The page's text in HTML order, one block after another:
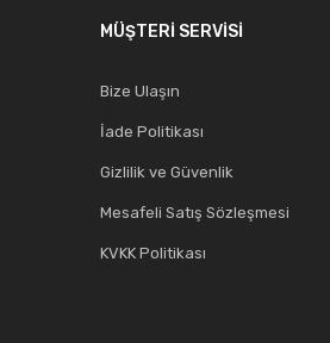
MÜŞTERİ SERVİSİ
Bize Ulaşın
İade Politikası
Gizlilik ve Güvenlik
Mesafeli Satış Sözleşmesi
KVKK Politikası